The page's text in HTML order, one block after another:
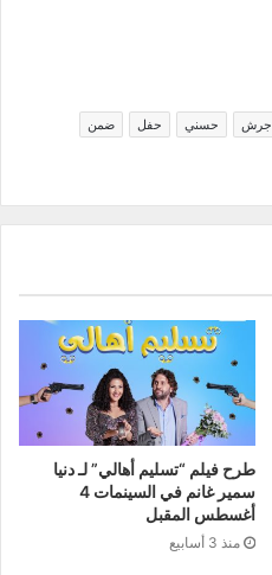
جرش حسني حفل
ضمن
طرح فيلم “تسليم أهالي” لـ دنيا
سمير غانم في السينمات 4
أغسطس المقبل
منذ 3 أسابيع